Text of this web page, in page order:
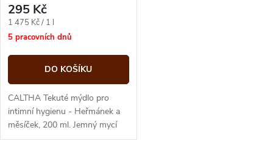
295 Kč
Měrná
cena:
1 475 Kč / 1 l
5 pracovních dnů
DO KOŠÍKU
CALTHA Tekuté mýdlo pro
intimní hygienu - Heřmánek a
měsíček, 200 ml. Jemný mycí
přípravek pro intimní hygienu a